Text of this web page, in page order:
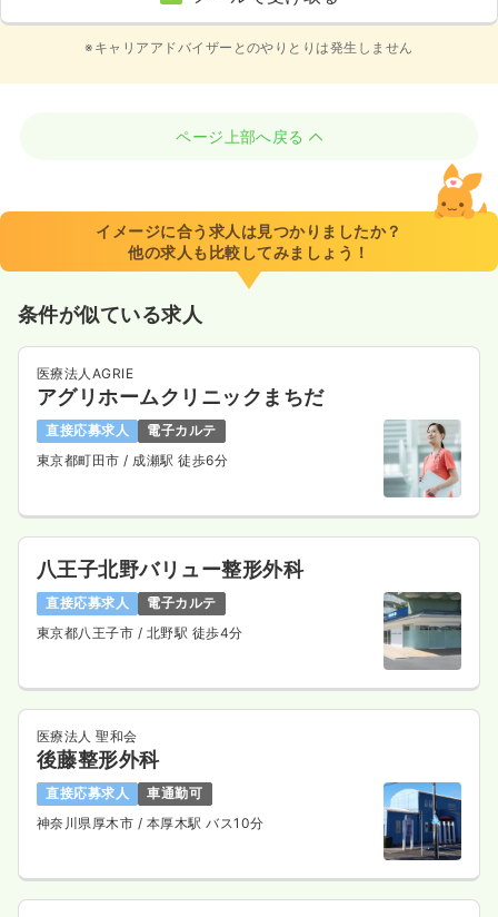
※キャリアアドバイザーとのやりとりは発生しません
ページ上部へ戻る
イメージに合う求人は見つかりましたか？
他の求人も比較してみましょう！
条件が似ている求人
医療法人AGRIE
アグリホームクリニックまちだ
直接応募求人
電子カルテ
東京都町田市 / 成瀬駅 徒歩6分
八王子北野バリュー整形外科
直接応募求人
電子カルテ
東京都八王子市 / 北野駅 徒歩4分
医療法人 聖和会
後藤整形外科
直接応募求人
車通勤可
神奈川県厚木市 / 本厚木駅 バス10分